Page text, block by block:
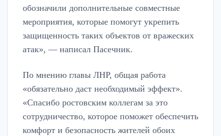
обозначили дополнительные совместные
мероприятия, которые помогут укрепить
защищенность таких объектов от вражеских
атак», — написал Пасечник.
По мнению главы ЛНР, общая работа
«обязательно даст необходимый эффект».
«Спасибо ростовским коллегам за это
сотрудничество, которое поможет обеспечить
комфорт и безопасность жителей обоих